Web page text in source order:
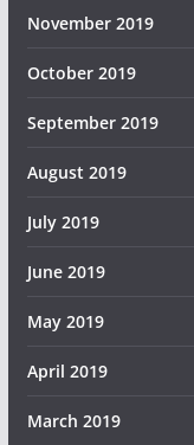
November 2019
October 2019
September 2019
August 2019
July 2019
June 2019
May 2019
April 2019
March 2019